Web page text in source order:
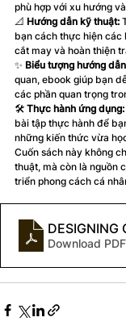
phù hợp với xu hướng
📐 Hướng dẫn kỹ thuật:
bạn cách thực hiện các
cắt may và hoàn thiện
✨ Biểu tượng hướng
quan, ebook giúp bạn
các phần quan trọng
🛠 Thực hành ứng dụng:
bài tập thực hành để
những kiến thức vừa
Cuốn sách này không
thuật, mà còn là nguồn
triển phong cách cá
DESIGNING
Download